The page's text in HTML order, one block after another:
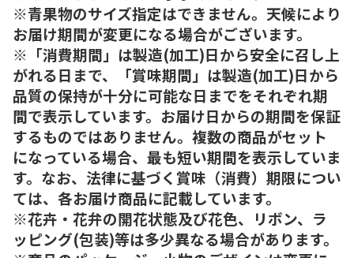
※青果物のサイズ指定はできません。天候により
お届け期間が変更になる場合がございます。
※「消費期間」は製造(加工)日から安全に召し上
がれる日まで、「賞味期間」は製造(加工)日から
品質の保持が十分に可能な日までをそれぞれ期
間で表示しています。お届け日からの期間を保証
するものではありません。複数の商品がセット
になっている場合、最も短い期間を表示していま
す。なお、法律に基づく賞味（消費）期限につい
ては、各お届け商品に記載しています。
※花卉・花弁の開花状態及び花色、リボン、ラ
ッピング(包装)等は多少異なる場合があります。